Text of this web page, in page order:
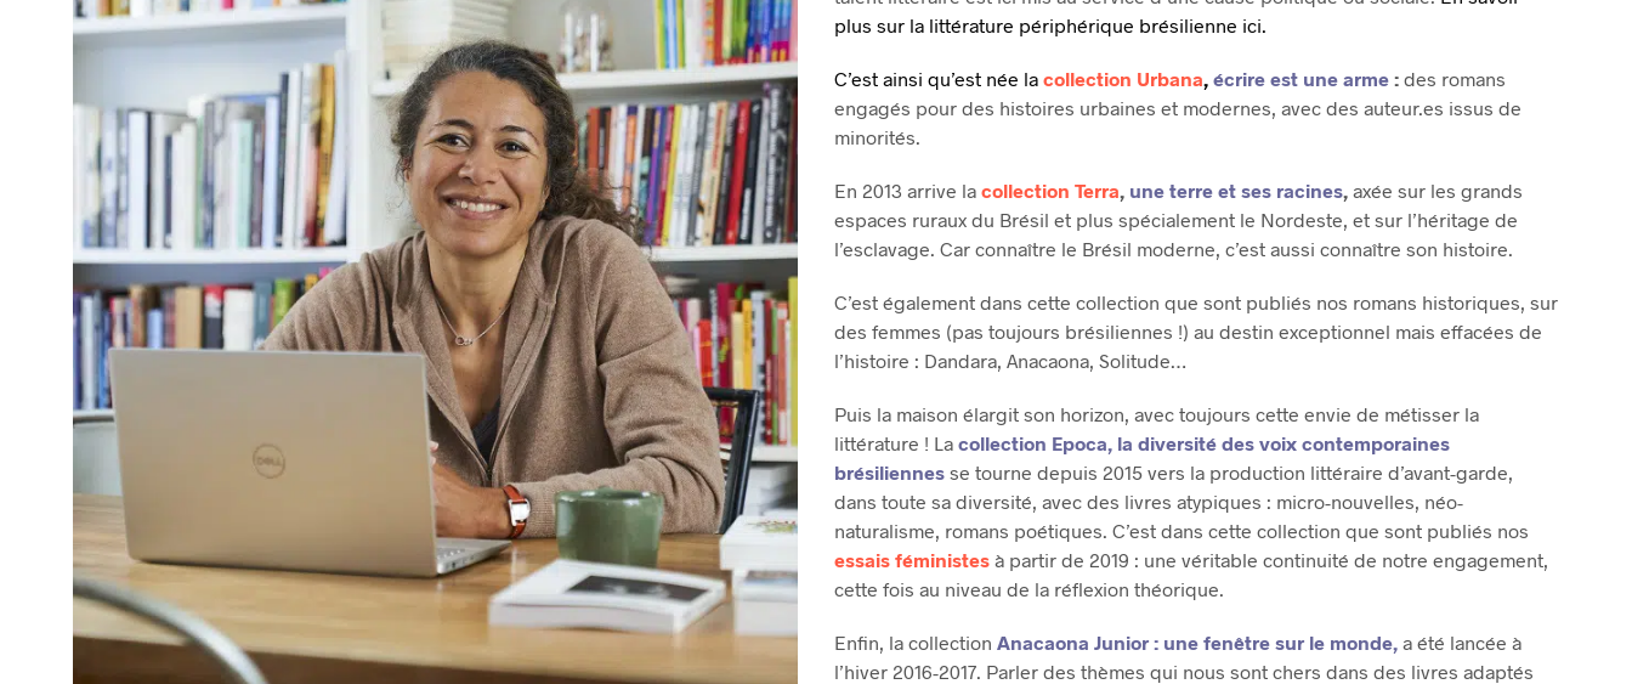
plus sur la littérature périphérique brésilienne ici.
C’est ainsi qu’est née la collection Urbana, écrire est une arme : des romans
engagés pour des histoires urbaines et modernes, avec des auteur.es issus de
minorités.
En 2013 arrive la collection Terra, une terre et ses racines, axée sur les grands
espaces ruraux du Brésil et plus spécialement le Nordeste, et sur l’héritage de
l’esclavage. Car connaître le Brésil moderne, c’est aussi connaître son histoire.
C’est également dans cette collection que sont publiés nos romans historiques, sur
des femmes (pas toujours brésiliennes !) au destin exceptionnel mais effacées de
l’histoire : Dandara, Anacaona, Solitude…
Puis la maison élargit son horizon, avec toujours cette envie de métisser la
littérature ! La collection Epoca, la diversité des voix contemporaines
brésiliennes se tourne depuis 2015 vers la production littéraire d’avant-garde,
dans toute sa diversité, avec des livres atypiques : micro-nouvelles, néo-
naturalisme, romans poétiques. C’est dans cette collection que sont publiés nos
essais féministes à partir de 2019 : une véritable continuité de notre engagement,
cette fois au niveau de la réflexion théorique.
Enfin, la collection Anacaona Junior : une fenêtre sur le monde, a été lancée à
l’hiver 2016-2017. Parler des thèmes qui nous sont chers dans des livres adaptés